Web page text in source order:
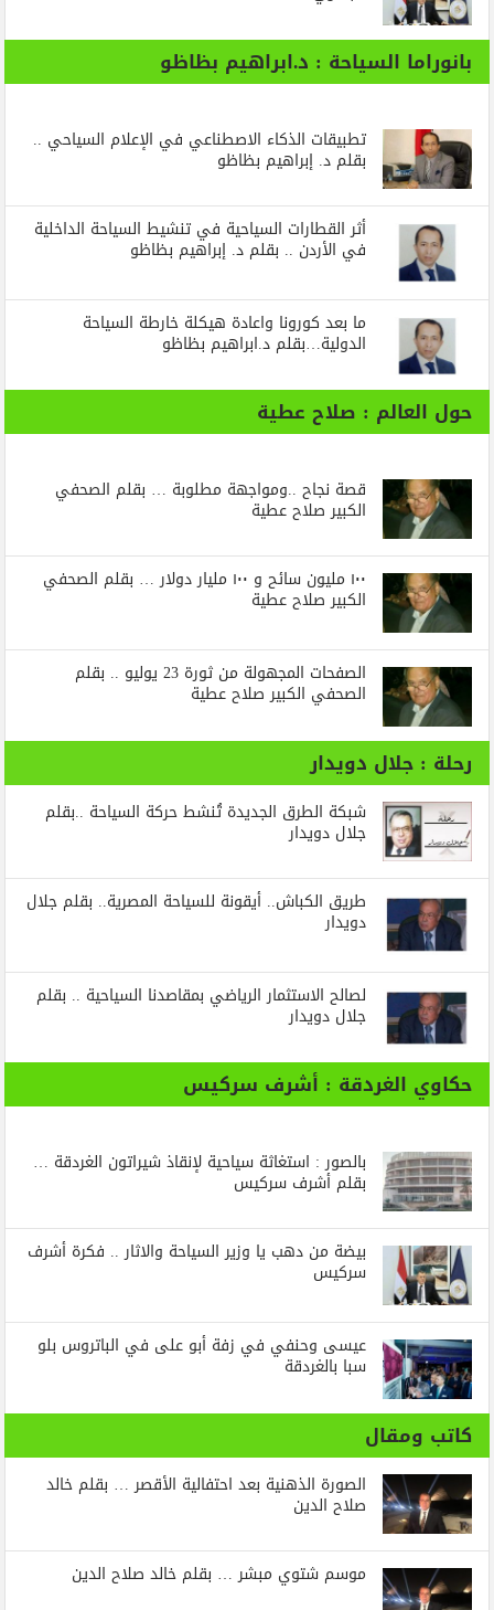
بانوراما السياحة : د.ابراهيم بظاظو
تطبيقات الذكاء الاصطناعي في الإعلام السياحي ..
بقلم د. إبراهيم بظاظو
أثر القطارات السياحية في تنشيط السياحة الداخلية
في الأردن .. بقلم د. إبراهيم بظاظو
ما بعد كورونا واعادة هيكلة خارطة السياحة
الدولية…بقلم د.ابراهيم بظاظو
حول العالم : صلاح عطية
قصة نجاح ..ومواجهة مطلوبة … بقلم الصحفي
الكبير صلاح عطية
١٠٠ مليون سائح و ١٠٠ مليار دولار … بقلم الصحفي
الكبير صلاح عطية
الصفحات المجهولة من ثورة 23 يوليو .. بقلم
الصحفي الكبير صلاح عطية
رحلة : جلال دويدار
شبكة الطرق الجديدة تُنشط حركة السياحة ..بقلم
جلال دويدار
طريق الكباش.. أيقونة للسياحة المصرية.. بقلم جلال
دويدار
لصالح الاستثمار الرياضي بمقاصدنا السياحية .. بقلم
جلال دويدار
حكاوي الغردقة : أشرف سركيس
بالصور : استغاثة سياحية لإنقاذ شيراتون الغردقة …
بقلم أشرف سركيس
بيضة من دهب يا وزير السياحة والاثار .. فكرة أشرف
سركيس
عيسى وحنفي في زفة أبو على في الباتروس بلو
سبا بالغردقة
كاتب ومقال
الصورة الذهنية بعد احتفالية الأقصر … بقلم خالد
صلاح الدين
موسم شتوي مبشر … بقلم خالد صلاح الدين